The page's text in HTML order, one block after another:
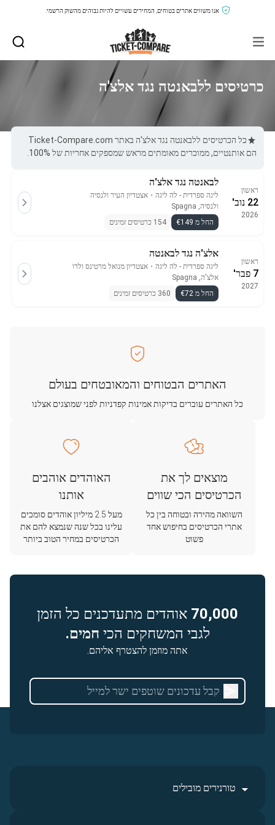
אנו משווים אתרים בטוחים, המחירים עשויים להיות גבוהים מהשוק הרשמי.
כרטיסים ללבאנטה נגד אלצ'ה
כל הכרטיסים ללבאנטה נגד אלצ'ה באתר Ticket-Compare.com
הם אותנטיים, ממוכרים מאומתים מראש שמספקים אחריות של 100%.
ראשון
22 נוב'
2026
לבאנטה נגד אלצ'ה
ליגה ספרדית - לה ליגה ・ אצטדיון העיר ולנסיה
ולנסיה, Spagna
החל מ €149
154 כרטיסים זמינים
ראשון
7 פבר'
2027
אלצ'ה נגד לבאנטה
ליגה ספרדית - לה ליגה ・ אצטדיון מנואל מרטינס ולרו
אלצ'ה, Spagna
החל מ €72
360 כרטיסים זמינים
האתרים הבטוחים והמאובטחים בעולם
כל האתרים עוברים בדיקות אמינות קפדניות לפני שמוצגים אצלנו
מוצאים לך את
הכרטיסים הכי שווים
השוואה מהירה ובטוחה בין כל
אתרי הכרטיסים בחיפוש אחד
פשוט
האוהדים אוהבים
אותנו
מעל 2.5 מיליון אוהדים סומכים
עלינו בכל שנה שנמצא להם את
הכרטיסים במחיר הטוב ביותר
70,000 אוהדים מתעדכנים כל הזמן
לגבי המשחקים הכי חמים.
אתה מוזמן להצטרף אליהם.
טורנירים מובילים